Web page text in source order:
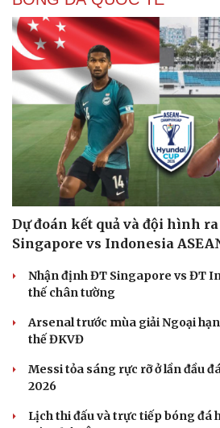
Văn hóa
Sân khấu - Điện ảnh
Văn học
Âm nhạc
Di sản
Giải
Sao
Dự đoán kết quả và đội hình
Singapore vs Indonesia
Nhận định ĐT Singapore vs ĐT
thế chân tường
Arsenal trước mùa giải Ngoại
thế ĐKVĐ
Messi tỏa sáng rực rỡ ở lần đầu
2026
Lịch thi đấu và trực tiếp bóng đá